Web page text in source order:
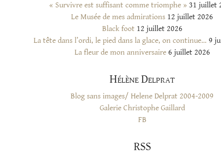
« Survivre est suffisant comme triomphe » 31 juillet
Le Musée de mes admirations 12 juillet 2026
Black foot 12 juillet 2026
La tête dans l’ordi, le pied dans la glace, on continue… 9
La fleur de mon anniversaire 6 juillet 2026
Hélène Delprat
Blog sans images/ Helene Delprat 2004-2009
Galerie Christophe Gaillard
FB
RSS